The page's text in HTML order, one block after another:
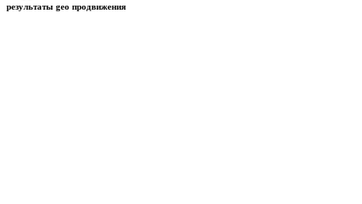
результаты geo продвижения